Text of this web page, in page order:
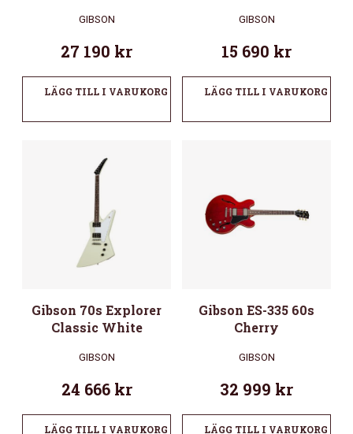
GIBSON
27 190 kr
LÄGG TILL I VARUKORG
GIBSON
15 690 kr
LÄGG TILL I VARUKORG
Gibson 70s Explorer
Classic White
GIBSON
24 666 kr
LÄGG TILL I VARUKORG
Gibson ES-335 60s
Cherry
GIBSON
32 999 kr
LÄGG TILL I VARUKORG